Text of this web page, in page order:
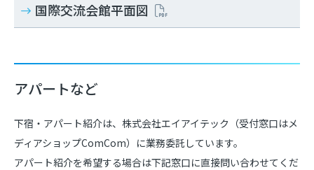
国際交流会館平面図
アパートなど
下宿・アパート紹介は、株式会社エイアイテック（受付窓口はメ
ディアショップComCom）に業務委託しています。
アパート紹介を希望する場合は下記窓口に直接問い合わせてくだ